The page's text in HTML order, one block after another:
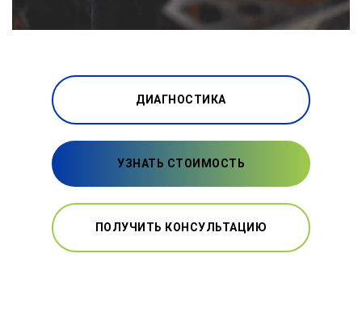
ДИАГНОСТИКА
УЗНАТЬ СТОИМОСТЬ
ПОЛУЧИТЬ КОНСУЛЬТАЦИЮ